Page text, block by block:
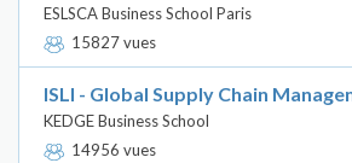
ESLSCA Business School Paris
15827 vues
ISLI - Global Supply Chain
KEDGE Business School
14956 vues